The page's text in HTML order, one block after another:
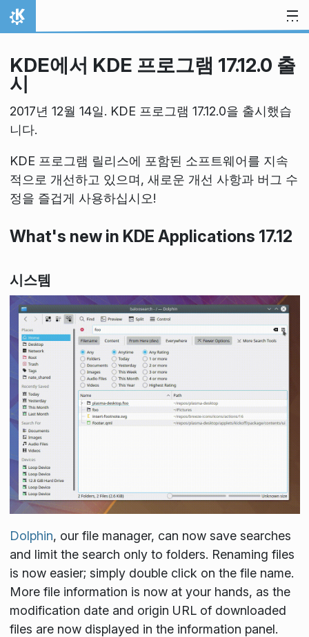
내용으로 이동
홈
KDE에서 KDE 프로그램 17.12.0 출
시
2017년 12월 14일. KDE 프로그램 17.12.0을 출시했습
니다.
KDE 프로그램 릴리스에 포함된 소프트웨어를 지속
적으로 개선하고 있으며, 새로운 개선 사항과 버그 수
정을 즐겁게 사용하십시오!
What's new in KDE Applications 17.12
시스템
Dolphin, our file manager, can now save searches
and limit the search only to folders. Renaming files
is now easier; simply double click on the file name.
More file information is now at your hands, as the
modification date and origin URL of downloaded
files are now displayed in the information panel.